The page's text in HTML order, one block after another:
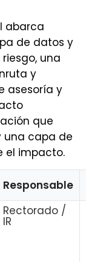
abarca
de datos y
una
y
asesoría y
que
una capa de
el impacto.
Responsable
Rectorado /
IR